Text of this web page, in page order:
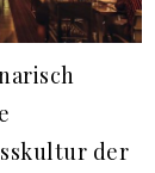
der